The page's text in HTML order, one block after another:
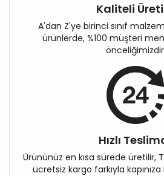
Kaliteli
A'dan Z'ye birinci sınıf
ürünlerde, %100 müşteri
Hızlı
Ürününüz en kısa sürede üretilir,
ücretsiz kargo farkıyla